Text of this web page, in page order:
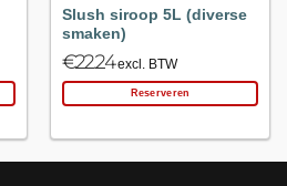
Slush siroop 5L (diverse
smaken)
€22.24excl. BTW
Reserveren